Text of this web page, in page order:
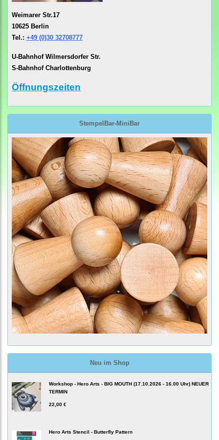
Weimarer Str.17
10625 Berlin
Tel.: +49 (0)30 32708777
U-Bahnhof Wilmersdorfer Str.
S-Bahnhof Charlottenburg
Öffnungszeiten
StempelBar-MiniBar
Neu im Shop
Workshop - Hero Arts - BIG MOUTH (17.10.2026 - 16.00 Uhr) NEUER
TERMIN
22,00 €
Hero Arts Stencil - Butterfly Pattern